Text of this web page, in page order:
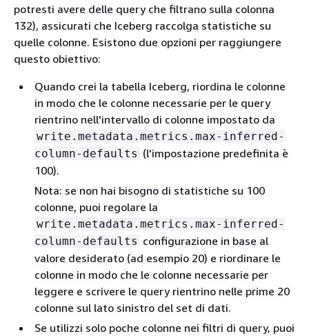
potresti avere delle query che filtrano sulla colonna
132), assicurati che Iceberg raccolga statistiche su
quelle colonne. Esistono due opzioni per raggiungere
questo obiettivo:
Quando crei la tabella Iceberg, riordina le colonne
in modo che le colonne necessarie per le query
rientrino nell'intervallo di colonne impostato da
write.metadata.metrics.max-inferred-
column-defaults (l'impostazione predefinita è
100).
Nota: se non hai bisogno di statistiche su 100
colonne, puoi regolare la
write.metadata.metrics.max-inferred-
column-defaults configurazione in base al
valore desiderato (ad esempio 20) e riordinare le
colonne in modo che le colonne necessarie per
leggere e scrivere le query rientrino nelle prime 20
colonne sul lato sinistro del set di dati.
Se utilizzi solo poche colonne nei filtri di query, puoi